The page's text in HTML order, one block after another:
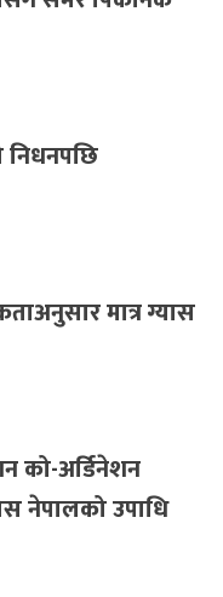
निधनपछि
मात्र ग्यास
अर्डिनेशन
नेपालको उपाधि